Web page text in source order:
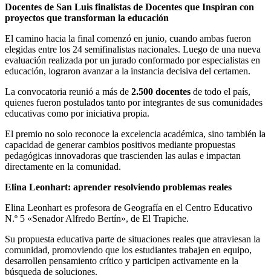
Docentes de San Luis finalistas de Docentes que Inspiran con
proyectos que transforman la educación
El camino hacia la final comenzó en junio, cuando ambas fueron
elegidas entre los 24 semifinalistas nacionales. Luego de una nueva
evaluación realizada por un jurado conformado por especialistas en
educación, lograron avanzar a la instancia decisiva del certamen.
La convocatoria reunió a más de 2.500 docentes de todo el país,
quienes fueron postulados tanto por integrantes de sus comunidades
educativas como por iniciativa propia.
El premio no solo reconoce la excelencia académica, sino también la
capacidad de generar cambios positivos mediante propuestas
pedagógicas innovadoras que trascienden las aulas e impactan
directamente en la comunidad.
Elina Leonhart: aprender resolviendo problemas reales
Elina Leonhart es profesora de Geografía en el Centro Educativo
N.º 5 «Senador Alfredo Bertín», de El Trapiche.
Su propuesta educativa parte de situaciones reales que atraviesan la
comunidad, promoviendo que los estudiantes trabajen en equipo,
desarrollen pensamiento crítico y participen activamente en la
búsqueda de soluciones.